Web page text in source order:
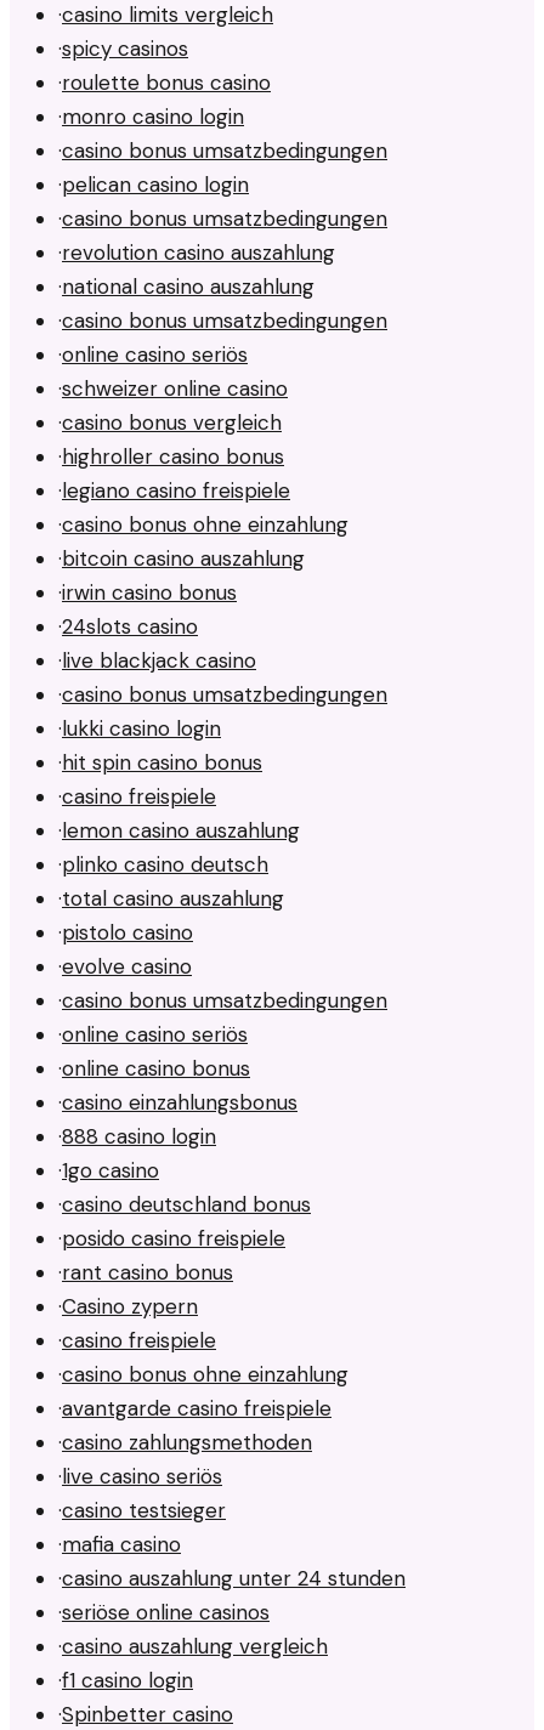
·casino limits vergleich
·spicy casinos
·roulette bonus casino
·monro casino login
·casino bonus umsatzbedingungen
·pelican casino login
·casino bonus umsatzbedingungen
·revolution casino auszahlung
·national casino auszahlung
·casino bonus umsatzbedingungen
·online casino seriös
·schweizer online casino
·casino bonus vergleich
·highroller casino bonus
·legiano casino freispiele
·casino bonus ohne einzahlung
·bitcoin casino auszahlung
·irwin casino bonus
·24slots casino
·live blackjack casino
·casino bonus umsatzbedingungen
·lukki casino login
·hit spin casino bonus
·casino freispiele
·lemon casino auszahlung
·plinko casino deutsch
·total casino auszahlung
·pistolo casino
·evolve casino
·casino bonus umsatzbedingungen
·online casino seriös
·online casino bonus
·casino einzahlungsbonus
·888 casino login
·1go casino
·casino deutschland bonus
·posido casino freispiele
·rant casino bonus
·Casino zypern
·casino freispiele
·casino bonus ohne einzahlung
·avantgarde casino freispiele
·casino zahlungsmethoden
·live casino seriös
·casino testsieger
·mafia casino
·casino auszahlung unter 24 stunden
·seriöse online casinos
·casino auszahlung vergleich
·f1 casino login
·Spinbetter casino